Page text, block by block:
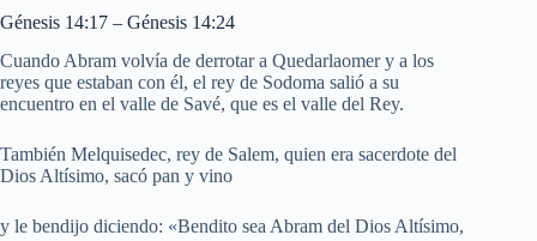
Génesis 14:17 – Génesis 14:24
Cuando Abram volvía de derrotar a Quedarlaomer y a los
reyes que estaban con él, el rey de Sodoma salió a su
encuentro en el valle de Savé, que es el valle del Rey.
También Melquisedec, rey de Salem, quien era sacerdote del
Dios Altísimo, sacó pan y vino
y le bendijo diciendo: «Bendito sea Abram del Dios Altísimo,